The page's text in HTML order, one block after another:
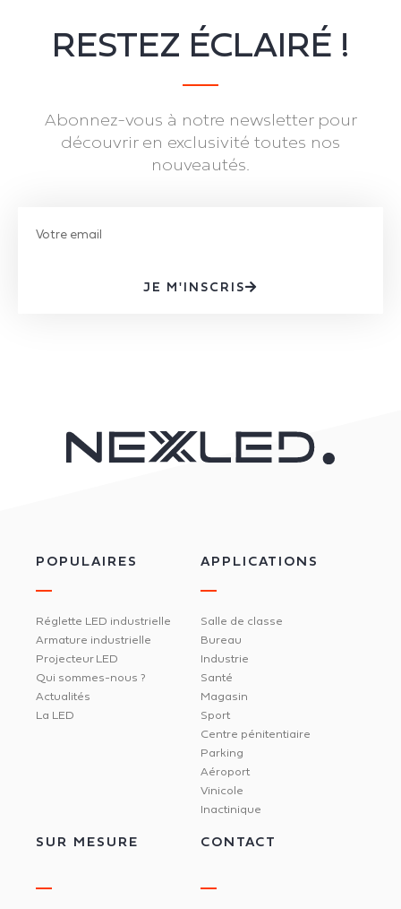
RESTEZ ÉCLAIRÉ !
Abonnez-vous à notre newsletter pour
découvrir en exclusivité toutes nos
nouveautés.
JE M'INSCRIS
POPULAIRES
Réglette LED industrielle
Armature industrielle
Projecteur LED
Qui sommes-nous ?
Actualités
La LED
APPLICATIONS
Salle de classe
Bureau
Industrie
Santé
Magasin
Sport
Centre pénitentiaire
Parking
Aéroport
Vinicole
Inactinique
SUR MESURE CONTACT